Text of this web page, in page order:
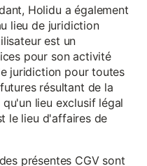
Holidu a également
lieu de juridiction
est un
pour son activité
juridiction pour toutes
résultant de la
lieu exclusif légal
le lieu d'affaires de
présentes CGV sont